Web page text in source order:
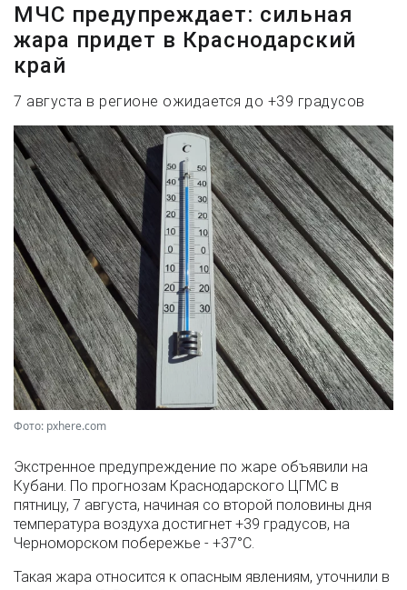
МЧС предупреждает: сильная
жара придет в Краснодарский
край
7 августа в регионе ожидается до +39 градусов
Фото: pxhere.com
Экстренное предупреждение по жаре объявили на
Кубани. По прогнозам Краснодарского ЦГМС в
пятницу, 7 августа, начиная со второй половины дня
температура воздуха достигнет +39 градусов, на
Черноморском побережье - +37°­С.
Такая жара относится к опасным явлениям, уточнили в